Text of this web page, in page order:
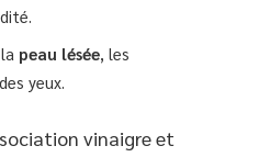
peau lésée, les
yeux.
vinaigre et